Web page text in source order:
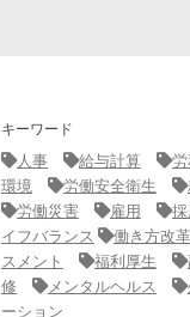
キーワード
人事
給与計算 労
環境
労働安全衛生
労働災害
雇用 採
イフバランス
働き方改革
スメント
福利厚生
修
メンタルヘルス
ーション